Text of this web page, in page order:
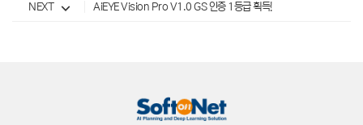
NEXT AiEYE Vision Pro V1.0 GS 인증 1등급 획득!